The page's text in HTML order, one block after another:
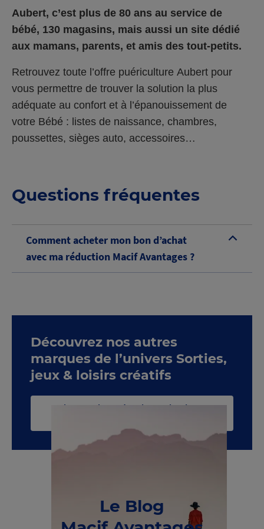
Aubert, c’est plus de 80 ans au service de
bébé, 130 magasins, mais aussi un site dédié
aux mamans, parents, et amis des tout-petits.
Retrouvez toute l’offre puériculture Aubert pour
vous permettre de trouver la solution la plus
adéquate au confort et à l’épanouissement de
votre Bébé : listes de naissance, chambres,
poussettes, sièges auto, accessoires…
Questions fréquentes
B
Comment acheter mon bon d’achat
avec ma réduction Macif Avantages ?
Découvrez nos autres
marques de l’univers Sorties,
jeux & loisirs créatifs
Voir toute la catégorie Sorties, jeux &
Le Blog